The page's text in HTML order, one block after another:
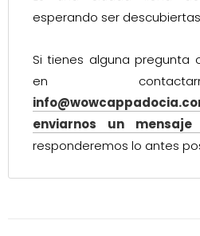
esperando ser
Si tienes alguna pregunta
en
enviarnos un
responderemos lo antes